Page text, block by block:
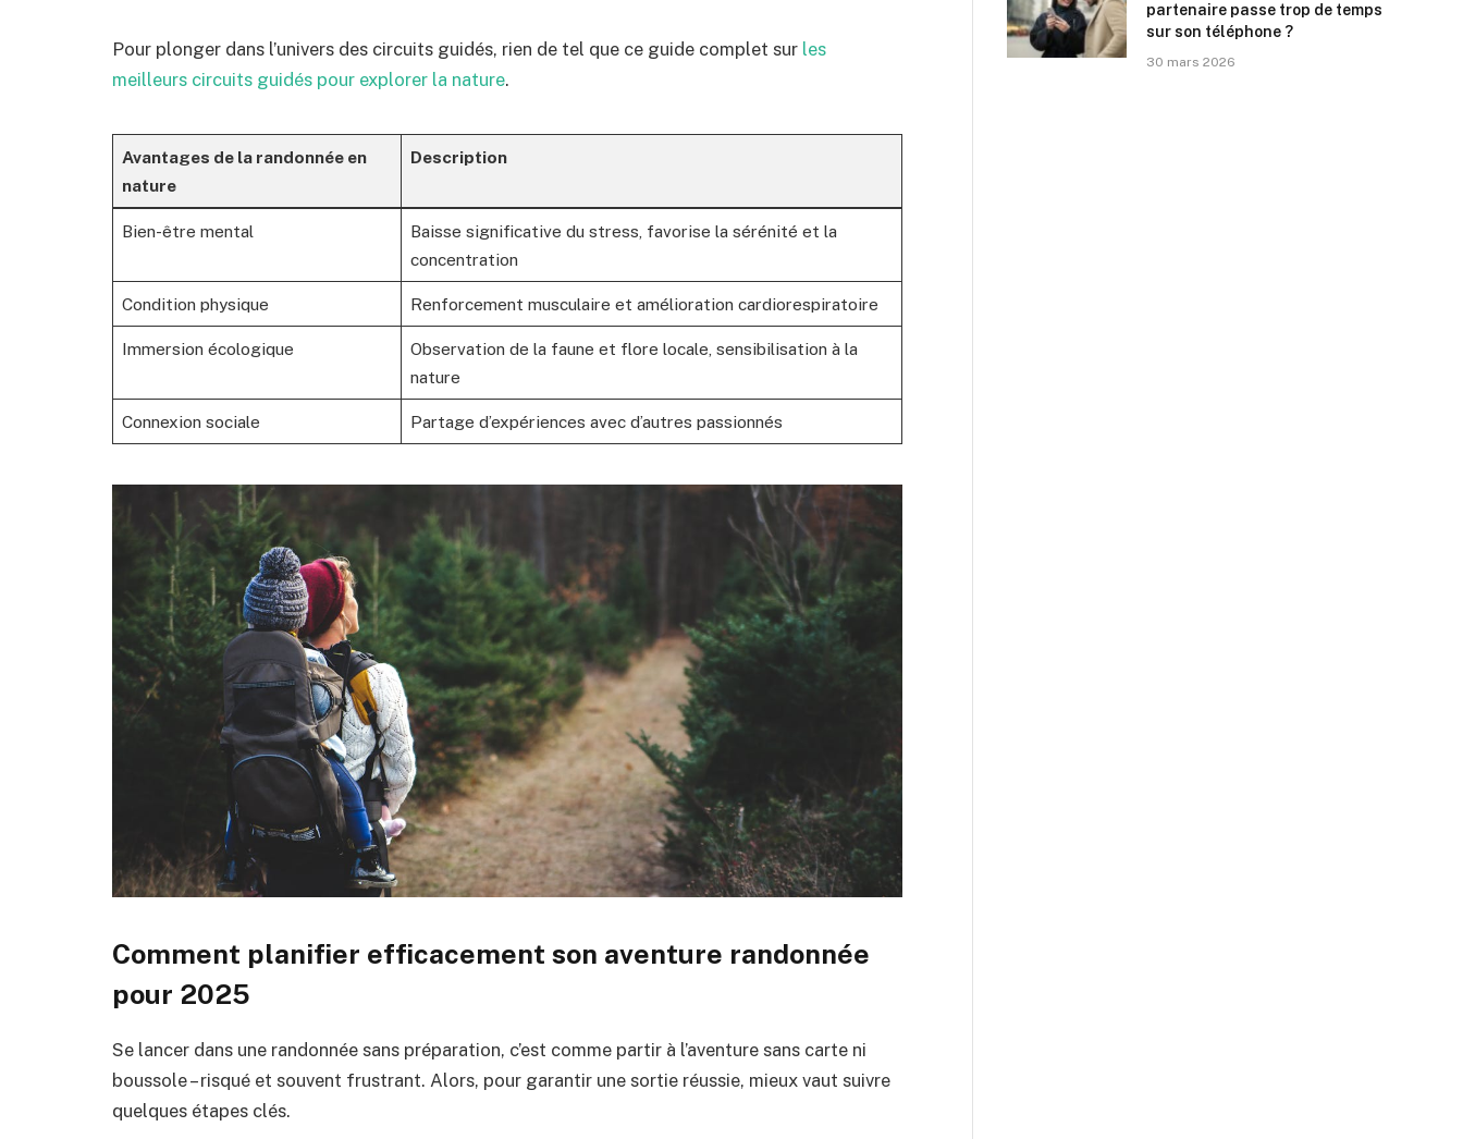
Pour plonger dans l’univers des circuits guidés, rien de tel que ce guide complet sur les
meilleurs circuits guidés pour explorer la nature.
Avantages de la randonnée en
nature
Description
Bien-être mental
Baisse significative du stress, favorise la sérénité et la
concentration
Condition physique Renforcement musculaire et amélioration cardiorespiratoire
Immersion écologique
Observation de la faune et flore locale, sensibilisation à la
nature
Connexion sociale Partage d’expériences avec d’autres passionnés
Comment planifier efficacement son aventure randonnée
pour 2025
Se lancer dans une randonnée sans préparation, c’est comme partir à l’aventure sans carte ni
boussole – risqué et souvent frustrant. Alors, pour garantir une sortie réussie, mieux vaut suivre
quelques étapes clés.
partenaire passe trop de temps
sur son téléphone ?
30 mars 2026